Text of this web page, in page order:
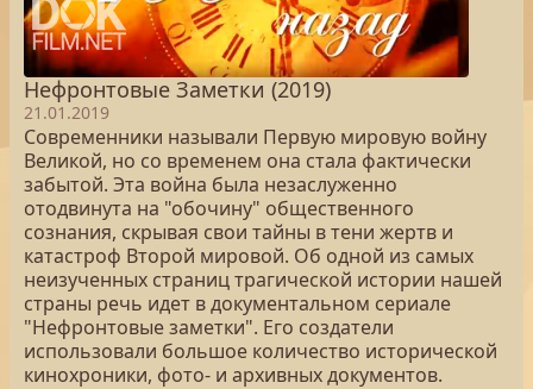
Нефронтовые Заметки (2019)
21.01.2019
Современники называли Первую мировую войну
Великой, но со временем она стала фактически
забытой. Эта война была незаслуженно
отодвинута на "обочину" общественного
сознания, скрывая свои тайны в тени жертв и
катастроф Второй мировой. Об одной из самых
неизученных страниц трагической истории нашей
страны речь идет в документальном сериале
"Нефронтовые заметки". Его создатели
использовали большое количество исторической
кинохроники, фото- и архивных документов.